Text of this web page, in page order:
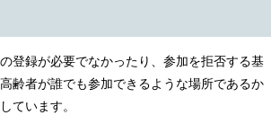
登録が必要でなかったり、参加を拒否する基
齢者が誰でも参加できるような場所であるか
ています。